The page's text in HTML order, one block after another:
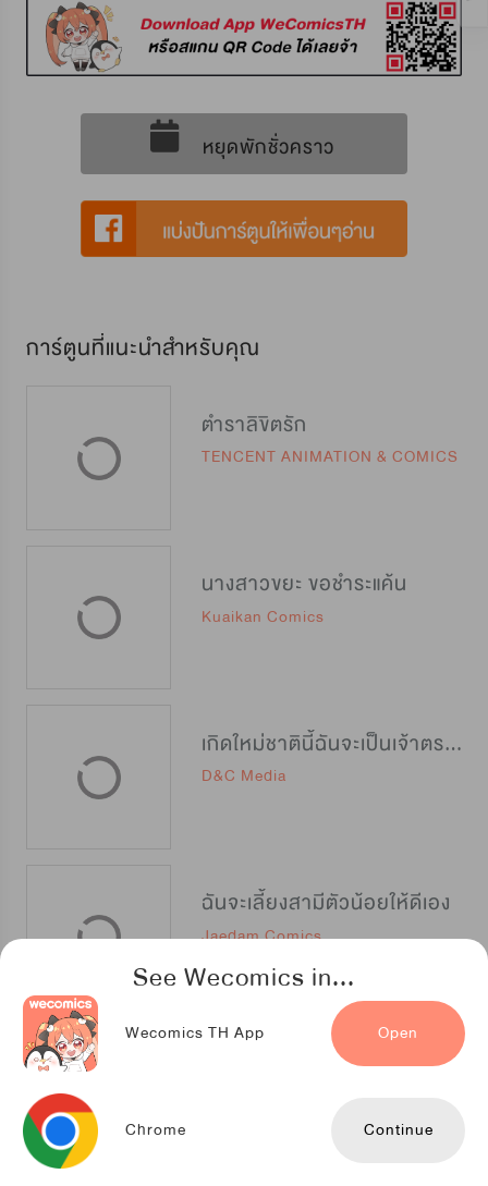
See Wecomics in...
Wecomics TH App Open
Chrome Continue
หยุดพักชั่วคราว
การ์ตูนที่แนะนำสำหรับคุณ
ตำราลิขิตรัก
TENCENT ANIMATION & COMICS
นางสาวขยะ ขอชำระแค้น
Kuaikan Comics
เกิดใหม่ชาตินี้ฉันจะเป็นเจ้าตระกูล
D&C Media
ฉันจะเลี้ยงสามีตัวน้อยให้ดีเอง
Jaedam Comics
แผนรักร้าย นายดยุคแวมไพร์